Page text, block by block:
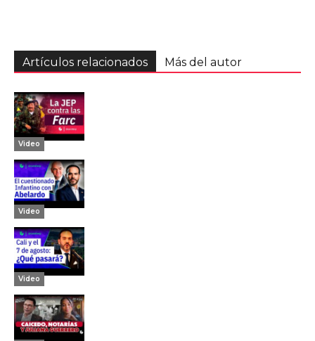
Artículos relacionados Más del autor
Video
Video
Video